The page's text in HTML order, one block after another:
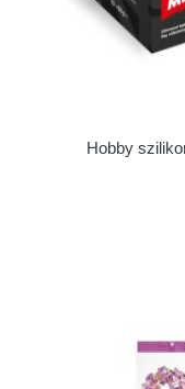
Hobby